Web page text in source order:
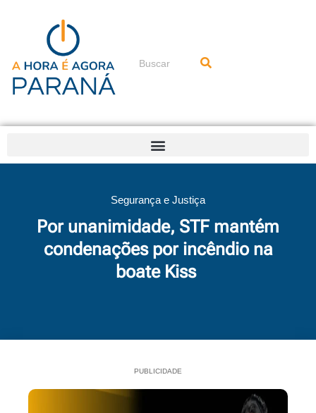
conteúdo
Pesquisar
Segurança e Justiça
Por unanimidade, STF mantém
condenações por incêndio na
boate Kiss
PUBLICIDADE